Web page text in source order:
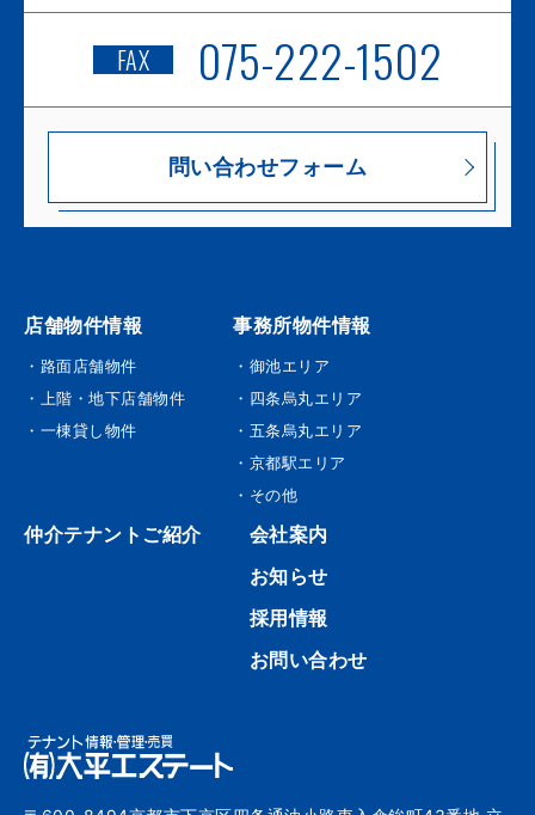
FAX 075-222-1502
問い合わせフォーム
店舗物件情報
・路面店舗物件
・上階・地下店舗物件
・一棟貸し物件
事務所物件情報
・御池エリア
・四条烏丸エリア
・五条烏丸エリア
・京都駅エリア
・その他
仲介テナントご紹介
会社案内
お知らせ
採用情報
お問い合わせ